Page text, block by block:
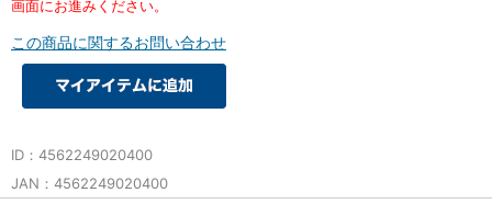
画面にお進みください。
この商品に関するお問い合わせ
ID：4562249020400
JAN：4562249020400